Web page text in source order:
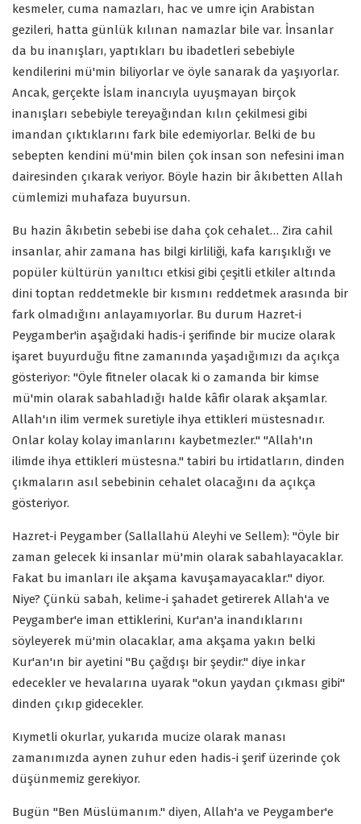
kesmeler, cuma namazları, hac ve umre için Arabistan
gezileri, hatta günlük kılınan namazlar bile var. İnsanlar
da bu inanışları, yaptıkları bu ibadetleri sebebiyle
kendilerini mü'min biliyorlar ve öyle sanarak da yaşıyorlar.
Ancak, gerçekte İslam inancıyla uyuşmayan birçok
inanışları sebebiyle tereyağından kılın çekilmesi gibi
imandan çıktıklarını fark bile edemiyorlar. Belki de bu
sebepten kendini mü'min bilen çok insan son nefesini iman
dairesinden çıkarak veriyor. Böyle hazin bir âkıbetten Allah
cümlemizi muhafaza buyursun.
Bu hazin âkıbetin sebebi ise daha çok cehalet… Zira cahil
insanlar, ahir zamana has bilgi kirliliği, kafa karışıklığı ve
popüler kültürün yanıltıcı etkisi gibi çeşitli etkiler altında
dini toptan reddetmekle bir kısmını reddetmek arasında bir
fark olmadığını anlayamıyorlar. Bu durum Hazret-i
Peygamber'in aşağıdaki hadis-i şerifinde bir mucize olarak
işaret buyurduğu fitne zamanında yaşadığımızı da açıkça
gösteriyor: "Öyle fitneler olacak ki o zamanda bir kimse
mü'min olarak sabahladığı halde kâfir olarak akşamlar.
Allah'ın ilim vermek suretiyle ihya ettikleri müstesnadır.
Onlar kolay kolay imanlarını kaybetmezler." "Allah'ın
ilimde ihya ettikleri müstesna." tabiri bu irtidatların, dinden
çıkmaların asıl sebebinin cehalet olacağını da açıkça
gösteriyor.
Hazret-i Peygamber (Sallallahü Aleyhi ve Sellem): "Öyle bir
zaman gelecek ki insanlar mü'min olarak sabahlayacaklar.
Fakat bu imanları ile akşama kavuşamayacaklar." diyor.
Niye? Çünkü sabah, kelime-i şahadet getirerek Allah'a ve
Peygamber'e iman ettiklerini, Kur'an'a inandıklarını
söyleyerek mü'min olacaklar, ama akşama yakın belki
Kur'an'ın bir ayetini "Bu çağdışı bir şeydir." diye inkar
edecekler ve hevalarına uyarak "okun yaydan çıkması gibi"
dinden çıkıp gidecekler.
Kıymetli okurlar, yukarıda mucize olarak manası
zamanımızda aynen zuhur eden hadis-i şerif üzerinde çok
düşünmemiz gerekiyor.
Bugün "Ben Müslümanım." diyen, Allah'a ve Peygamber'e